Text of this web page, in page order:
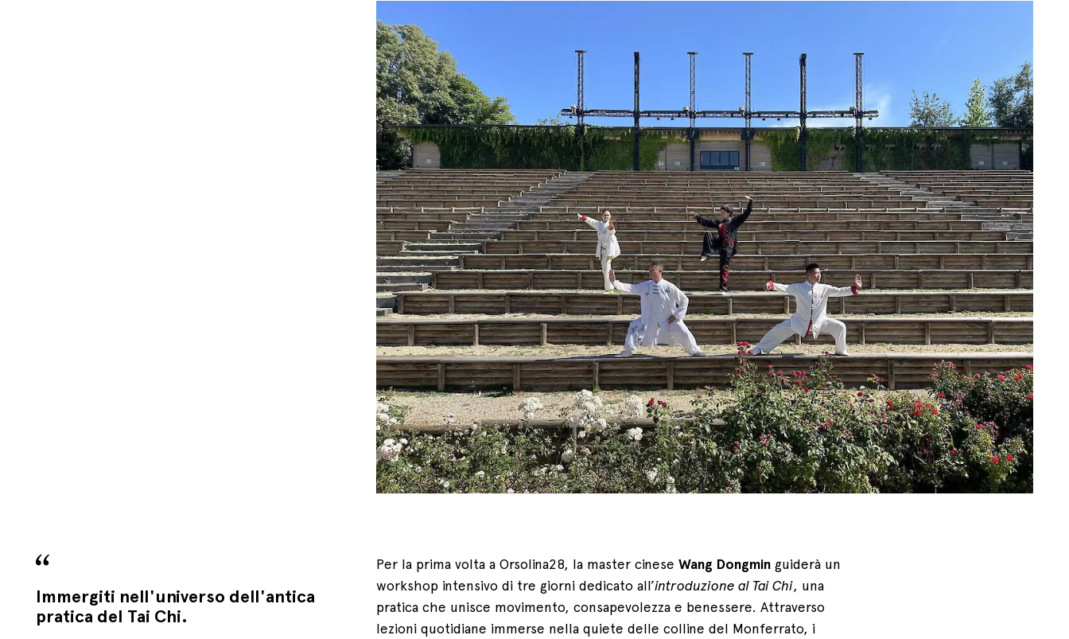
Immergiti nell'universo dell'antica
pratica del Tai Chi.
Per la prima volta a Orsolina28, la master cinese Wang Dongminguiderà un
workshop intensivo di tre giorni dedicato all’introduzione al Tai Chi, una
pratica che unisce movimento, consapevolezza e benessere. Attraverso
lezioni quotidiane immerse nella quiete delle colline del Monferrato, i